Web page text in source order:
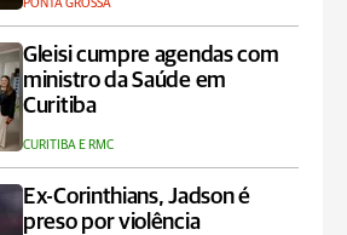
PONTA GROSSA
Gleisi cumpre agendas com
ministro da Saúde em
Curitiba
CURITIBA E RMC
Ex-Corinthians, Jadson é
preso por violência